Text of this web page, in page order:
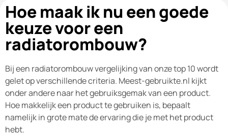
Hoe maak ik nu een goede
keuze voor een
radiatorombouw?
Bij een radiatorombouw vergelijking van onze top 10 wordt
gelet op verschillende criteria. Meest-gebruikte.nl kijkt
onder andere naar het gebruiksgemak van een product.
Hoe makkelijk een product te gebruiken is, bepaalt
namelijk in grote mate de ervaring die je met het product
hebt.